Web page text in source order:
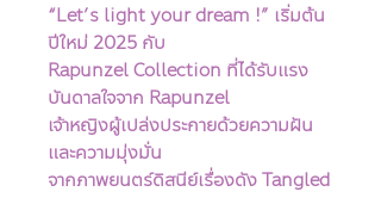
“Let’s light your dream !” เริ่มต้น
ปีใหม่ 2025 กับ
Rapunzel Collection ที่ได้รับแรง
บันดาลใจจาก Rapunzel
เจ้าหญิงผู้เปล่งประกายด้วยความฝัน
และความมุ่งมั่น
จากภาพยนตร์ดิสนีย์เรื่องดัง Tangled